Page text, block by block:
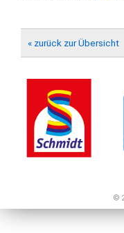
« zurück zur Übersicht
©